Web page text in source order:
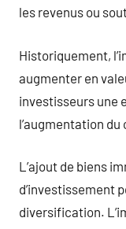
les revenus ou
Historiquement,
augmenter en
investisseurs une
l’augmentation du
L’ajout de biens
d’investissement
diversification.